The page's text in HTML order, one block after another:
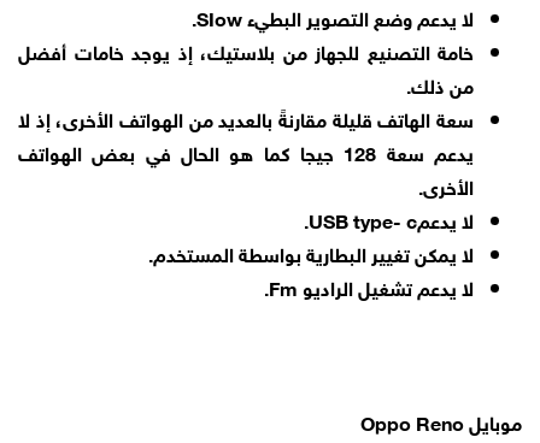
لا يدعم وضع التصوير البطيء SIow.
خامة التصنيع للجهاز من بلاستيك، إذ يوجد خامات أفضل
من ذلك.
سعة الهاتف قليلة مقارنةً بالعديد من الهواتف الأخرى، إذ لا
يدعم سعة 128 جيجا كما هو الحال في بعض الهواتف
الأخرى.
لا يدعمUSB type- c.
لا يمكن تغيير البطارية بواسطة المستخدم.
لا يدعم تشغيل الراديو Fm.
موبايل Oppo Reno